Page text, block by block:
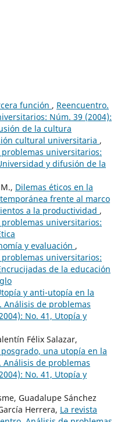
función , Reencuentro.
Núm. 39 (2004):
de la cultura
cultural universitaria ,
universitarios:
y difusión de la
Dilemas éticos en la
frente al marco
a la productividad ,
universitarios:
y evaluación ,
universitarios:
de la educación
y anti-utopía en la
Análisis de problemas
No. 41, Utopía y
Félix Salazar,
una utopía en la
Análisis de problemas
No. 41, Utopía y
Guadalupe Sánchez
Herrera, La revista